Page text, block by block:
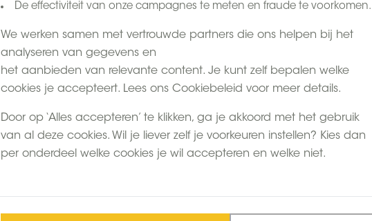
De effectiviteit van onze campagnes te meten en fraude te voorkomen.
We werken samen met vertrouwde partners die ons helpen bij het
analyseren van gegevens en
het aanbieden van relevante content. Je kunt zelf bepalen welke
cookies je accepteert. Lees ons Cookiebeleid voor meer details.
Door op ‘Alles accepteren’ te klikken, ga je akkoord met het gebruik
van al deze cookies. Wil je liever zelf je voorkeuren instellen? Kies dan
per onderdeel welke cookies je wil accepteren en welke niet.